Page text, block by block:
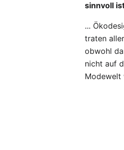
sinnvoll
...
traten
obwohl
nicht auf
Modewelt